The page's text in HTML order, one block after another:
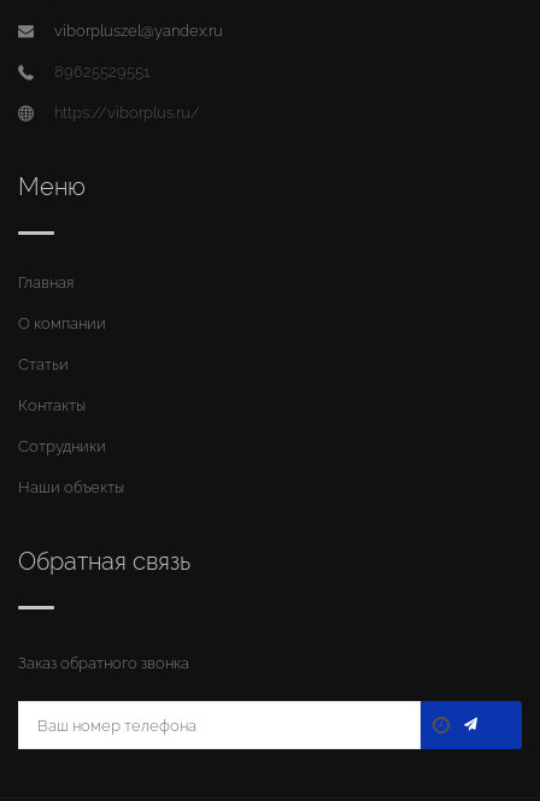
viborpluszel@yandex.ru
89625529551
https://viborplus.ru/
Меню
Главная
О компании
Статьи
Контакты
Сотрудники
Наши объекты
Обратная связь
Заказ обратного звонка